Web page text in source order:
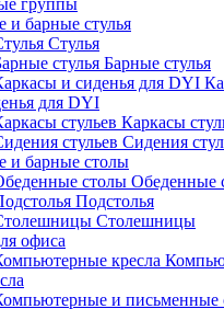
группы
и барные стулья
Стулья
Барные стулья
для DYI
Каркасы
Сидения
и барные столы
Обеденные
Подстолья
Столешницы
офиса